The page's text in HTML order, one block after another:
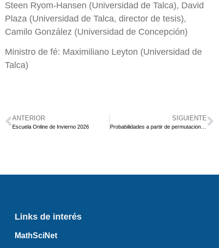
Steen Ryom-Hansen (Universidad de Talca), David
Plaza (Universidad de Talca, director de tesis),
Camilo González (Universidad de Concepción)
Ministro de fé: Maximiliano Leyton (Universidad de
Talca)
ANTERIOR
Escuela Online de Invierno 2026
SIGUIENTE
Probabilidades a partir de permutaciones y combinaciones.
Links de interés
MathSciNet